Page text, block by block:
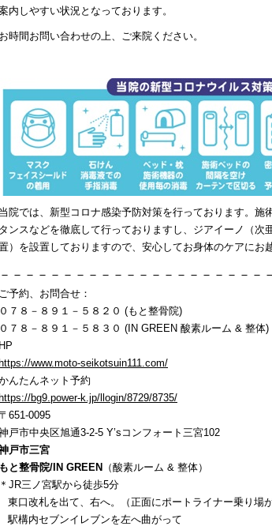
内しやすい状況となっております。
お時間お問い合わせの上、ご来院ください。
当院では、新型コロナ感染予防対策を行っております。
タンスなどを徹底して行っておりますし、ジアイーノ（
）を設置しておりますので、安心してお身体のケアにお
－－－－－－－－－－－－－－－－－－－－－
ご予約、お問合せ：
０７８－８９１－５８２０ (もと整骨院)
０７８－８９１－５８３０ (IN GREEN 酸素ルーム & 整体)
HP
https://www.moto-seikotsuin111.com/
んたんネット予約
https://bg9.power-k.jp/llogin/8729/8735/
651-0095
戸市中央区旭通3-2-5 Y’sコンフォート三宮102
戸市三宮
もと整骨院/IN GREEN
（酸素ルーム & 整体）
＊JR三ノ宮駅から徒歩5分
東口改札を出て、右へ。（正面にポートライナー乗り場が
駅構内セブンイレブンを左へ曲がって